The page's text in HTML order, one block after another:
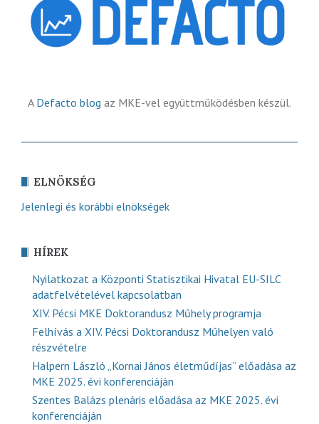
A Defacto blog az MKE-vel együttműködésben készül.
ELNÖKSÉG
Jelenlegi és korábbi elnökségek
HÍREK
Nyilatkozat a Központi Statisztikai Hivatal EU-SILC
adatfelvételével kapcsolatban
XIV. Pécsi MKE Doktorandusz Műhely programja
Felhívás a XIV. Pécsi Doktorandusz Műhelyen való
részvételre
Halpern László „Kornai János életműdíjas” előadása az
MKE 2025. évi konferenciáján
Szentes Balázs plenáris előadása az MKE 2025. évi
konferenciáján